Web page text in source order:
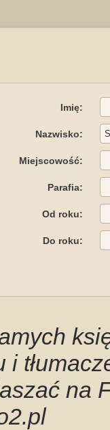
Imię:
Nazwisko:
Miejscowość:
Parafia:
Od roku:
Do roku:
na